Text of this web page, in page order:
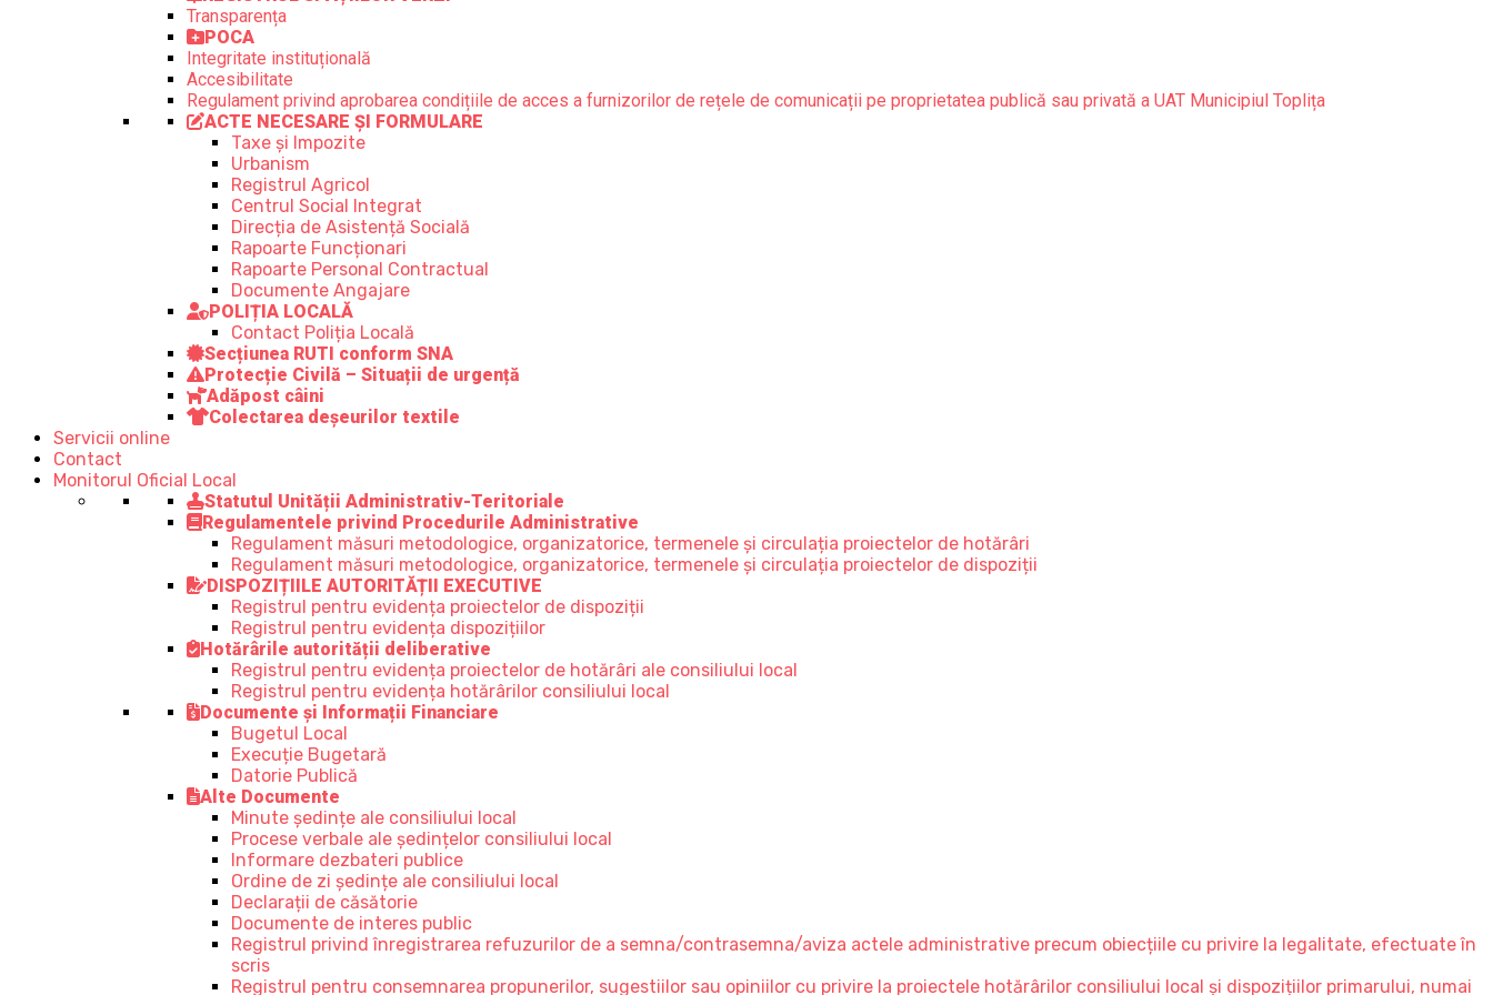
Transparența
POCA
Integritate instituțională
Accesibilitate
Regulament privind aprobarea condițiile de acces a furnizorilor de rețele de comunicații pe proprietatea publică sau privată a UAT Municipiul Toplița
ACTE NECESARE ȘI FORMULARE
Taxe și Impozite
Urbanism
Registrul Agricol
Centrul Social Integrat
Direcția de Asistență Socială
Rapoarte Funcționari
Rapoarte Personal Contractual
Documente Angajare
POLIȚIA LOCALĂ
Contact Poliția Locală
Secțiunea RUTI conform SNA
Protecție Civilă – Situații de urgență
Adăpost câini
Colectarea deșeurilor textile
Servicii online
Contact
Monitorul Oficial Local
Statutul Unității Administrativ-Teritoriale
Regulamentele privind Procedurile Administrative
Regulament măsuri metodologice, organizatorice, termenele și circulația proiectelor de hotărâri
Regulament măsuri metodologice, organizatorice, termenele și circulația proiectelor de dispoziții
DISPOZIȚIILE AUTORITĂȚII EXECUTIVE
Registrul pentru evidența proiectelor de dispoziții
Registrul pentru evidența dispozițiilor
Hotărârile autorității deliberative
Registrul pentru evidența proiectelor de hotărâri ale consiliului local
Registrul pentru evidența hotărârilor consiliului local
Documente și Informații Financiare
Bugetul Local
Execuție Bugetară
Datorie Publică
Alte Documente
Minute ședințe ale consiliului local
Procese verbale ale ședințelor consiliului local
Informare dezbateri publice
Ordine de zi ședințe ale consiliului local
Declarații de căsătorie
Documente de interes public
Registrul privind înregistrarea refuzurilor de a semna/contrasemna/aviza actele administrative precum obiecțiile cu privire la legalitate, efectuate în
scris
Registrul pentru consemnarea propunerilor, sugestiilor sau opiniilor cu privire la proiectele hotărârilor consiliului local și dispozițiilor primarului, numai